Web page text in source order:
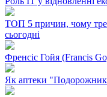
ТОП 5 причин, чому
сьогодні
Френсіс Гойя (Francis
Як аптеки